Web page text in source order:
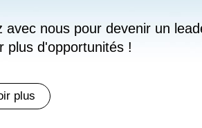
avec nous pour devenir un
plus d'opportunités !
plus